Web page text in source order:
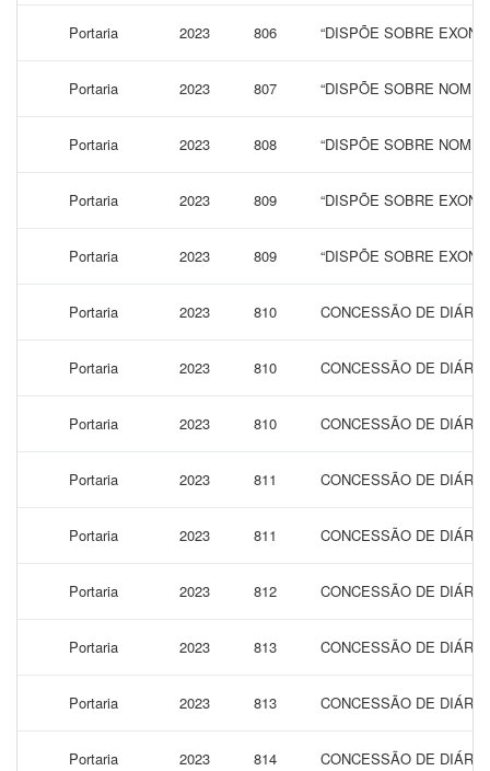
Portaria 2023 806 “DISPÕE SOBRE
Portaria 2023 807 “DISPÕE SOBRE
Portaria 2023 808 “DISPÕE SOBRE
Portaria 2023 809 “DISPÕE SOBRE
Portaria 2023 809 “DISPÕE SOBRE
Portaria 2023 810 CONCESSÃO DE
Portaria 2023 810 CONCESSÃO DE
Portaria 2023 810 CONCESSÃO DE
Portaria 2023 811 CONCESSÃO DE
Portaria 2023 811 CONCESSÃO DE
Portaria 2023 812 CONCESSÃO DE
Portaria 2023 813 CONCESSÃO DE
Portaria 2023 813 CONCESSÃO DE
Portaria 2023 814 CONCESSÃO DE